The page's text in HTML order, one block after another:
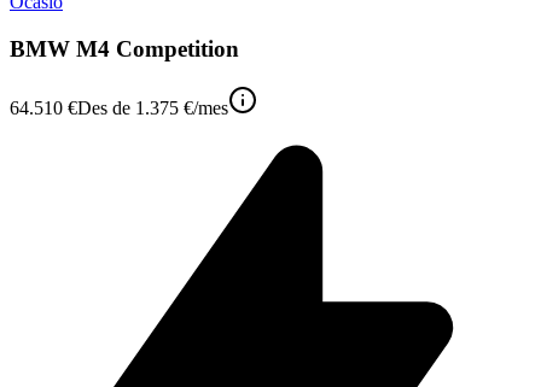
BMW M4 Competition
64.510 €Des de 1.375 €/mes